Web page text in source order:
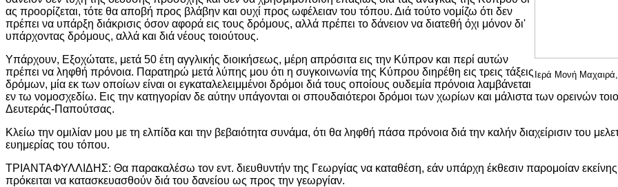
Ιερά Μονή
ας προορίζεται, τότε θα αποβή προς βλάβην και ουχί προς ωφέλειαν του τόπου. Διά τούτο νομίζω ότι δεν
πρέπει να υπάρξη διάκρισις όσον αφορά εις τους δρόμους, αλλά πρέπει το δάνειον να διατεθή όχι μόνον δι'
υπάρχοντας δρόμους, αλλά και διά νέους τοιούτους.
Υπάρχουν, Εξοχώτατε, μετά 50 έτη αγγλικής διοικήσεως, μέρη απρόσιτα εις την Κύπρον και περί αυτών
πρέπει να ληφθή πρόνοια. Παρατηρώ μετά λύπης μου ότι η συγκοινωνία της Κύπρου διηρέθη εις τρεις τάξεις
δρόμων, μία εκ των οποίων είναι οι εγκαταλελειμμένοι δρόμοι διά τους οποίους ουδεμία πρόνοια λαμβάνεται
εν τω νομοσχεδίω. Εις την κατηγορίαν δε αύτην υπάγονται οι σπουδαιότεροι δρόμοι των χωρίων και μάλιστα των ορεινών
Δευτεράς-Παπούτσας.
Κλείω την ομιλίαν μου με τη ελπίδα και την βεβαιότητα συνάμα, ότι θα ληφθή πάσα πρόνοια διά την καλήν διαχείρισιν του
ευημερίας του τόπου.
ΤΡΙΑΝΤΑΦΥΛΛΙΔΗΣ: Θα παρακαλέσω τον εντ. διευθυντήν της Γεωργίας να καταθέση, εάν υπάρχη έκθεσιν παρομοίαν
πρόκειται να κατασκευασθούν διά του δανείου ως προς την γεωργίαν.